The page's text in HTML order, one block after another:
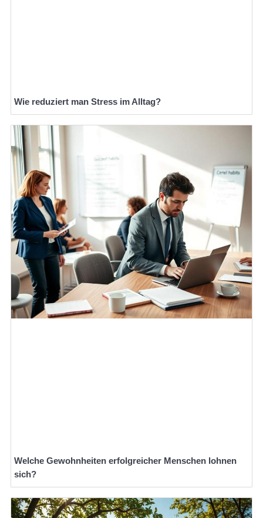
Wie reduziert man Stress im Alltag?
Welche Gewohnheiten erfolgreicher Menschen lohnen
sich?